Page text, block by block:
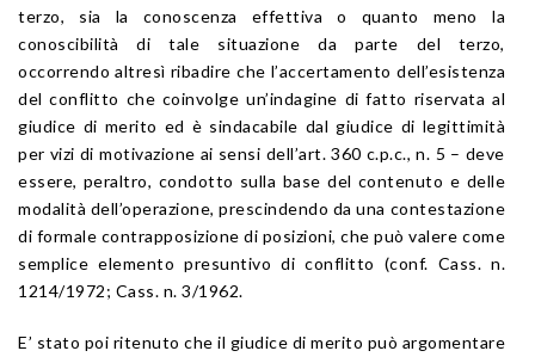
terzo, sia la conoscenza effettiva o quanto meno la
conoscibilità di tale situazione da parte del terzo,
occorrendo altresì ribadire che l’accertamento dell’esistenza
del conflitto che coinvolge un’indagine di fatto riservata al
giudice di merito ed è sindacabile dal giudice di legittimità
per vizi di motivazione ai sensi dell’art. 360 c.p.c., n. 5 – deve
essere, peraltro, condotto sulla base del contenuto e delle
modalità dell’operazione, prescindendo da una contestazione
di formale contrapposizione di posizioni, che può valere come
semplice elemento presuntivo di conflitto (conf. Cass. n.
1214/1972; Cass. n. 3/1962.
E’ stato poi ritenuto che il giudice di merito può argomentare